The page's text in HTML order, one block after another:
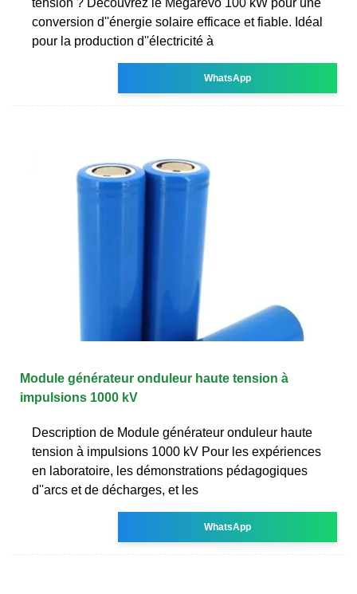
conversion d''énergie solaire efficace et fiable. Idéal
pour la production d''électricité à
WhatsApp
Module générateur onduleur haute tension à
impulsions 1000 kV
Description de Module générateur onduleur haute
tension à impulsions 1000 kV Pour les expériences
en laboratoire, les démonstrations pédagogiques
d''arcs et de décharges, et les
WhatsApp